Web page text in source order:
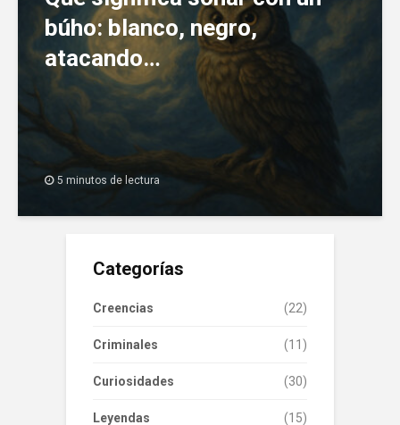
búho: blanco, negro,
atacando…
5 minutos de lectura
Categorías
Creencias (22)
Criminales (11)
Curiosidades (30)
Leyendas (15)